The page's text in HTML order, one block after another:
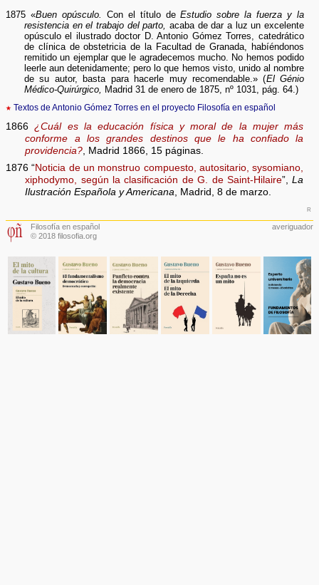
1875 «Buen opúsculo. Con el título deEstudio sobre la fuerza y la
resistencia en el trabajo del parto, acaba de dar a luz un excelente
opúsculo el ilustrado doctor D. Antonio Gómez Torres, catedrático
de clínica de obstetricia de la Facultad de Granada, habíéndonos
remitido un ejemplar que le agradecemos mucho. No hemos podido
leerle aun detenidamente; pero lo que hemos visto, unido al nombre
de su autor, basta para hacerle muy recomendable.» (El Génio
Médico-Quirúrgico,
Madrid 31 de enero de 1875, nº 1031, pág. 64.)
★ Textos de Antonio Gómez Torres en el proyecto Filosofía en español
1866¿Cuál es la educación física y moral de la mujer más
conforme a los grandes destinos que le ha confiado la
providencia?, Madrid 1866, 15 páginas.
1876 “Noticia de un monstruo compuesto, autositario, sysomiano,
xiphodymo, según la clasificación de G. de Saint-Hilaire”,La
Ilustración Española y Americana, Madrid, 8 de marzo.
r
Filosofía en español
© 2018 filosofia.org
averiguador